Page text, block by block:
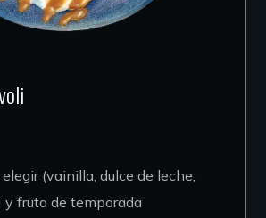
(vainilla, dulce de leche,
y fruta de temporada